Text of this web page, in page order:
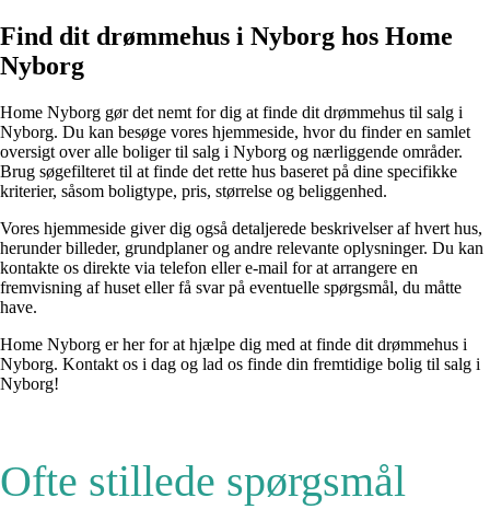
Find dit drømmehus i Nyborg hos Home
Nyborg
Home Nyborg gør det nemt for dig at finde dit drømmehus til salg i
Nyborg. Du kan besøge vores hjemmeside, hvor du finder en samlet
oversigt over alle boliger til salg i Nyborg og nærliggende områder.
Brug søgefilteret til at finde det rette hus baseret på dine specifikke
kriterier, såsom boligtype, pris, størrelse og beliggenhed.
Vores hjemmeside giver dig også detaljerede beskrivelser af hvert hus,
herunder billeder, grundplaner og andre relevante oplysninger. Du kan
kontakte os direkte via telefon eller e-mail for at arrangere en
fremvisning af huset eller få svar på eventuelle spørgsmål, du måtte
have.
Home Nyborg er her for at hjælpe dig med at finde dit drømmehus i
Nyborg. Kontakt os i dag og lad os finde din fremtidige bolig til salg i
Nyborg!
Ofte stillede spørgsmål